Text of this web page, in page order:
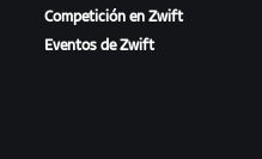
Competición en Zwift
Eventos de Zwift